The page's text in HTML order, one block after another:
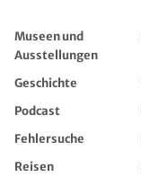
Museen und
Ausstellungen
Geschichte
Podcast
Fehlersuche
Reisen